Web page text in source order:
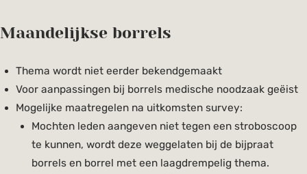
Maandelijkse borrels
Thema wordt niet eerder bekendgemaakt
Voor aanpassingen bij borrels medische noodzaak geëist
Mogelijke maatregelen na uitkomsten survey:
Mochten leden aangeven niet tegen een stroboscoop
te kunnen, wordt deze weggelaten bij de bijpraat
borrels en borrel met een laagdrempelig thema.